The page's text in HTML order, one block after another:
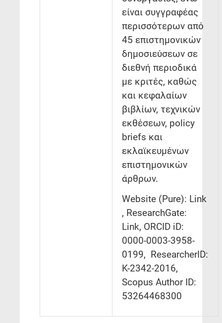
είναι συγγραφέας
περισσότερων από
45 επιστημονικών
δημοσιεύσεων σε
διεθνή περιοδικά
με κριτές, καθώς
και κεφαλαίων
βιβλίων, τεχνικών
εκθέσεων, policy
briefs και
εκλαϊκευμένων
επιστημονικών
άρθρων.
Website (Pure): Link
, ResearchGate:
Link, ORCID iD:
0000-0003-3958-
0199, ResearcherID:
K-2342-2016,
Scopus Author ID:
53264468300